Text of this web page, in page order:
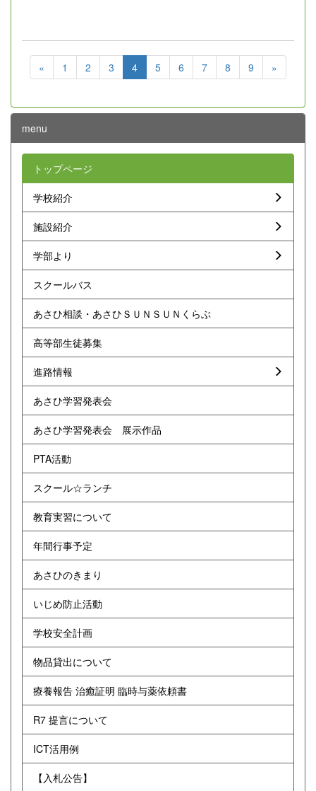
« 1 2 3 4 5 6 7 8 9 »
menu
トップページ
学校紹介
施設紹介
学部より
スクールバス
あさひ相談・あさひＳＵＮＳＵＮくらぶ
高等部生徒募集
進路情報
あさひ学習発表会
あさひ学習発表会 展示作品
PTA活動
スクール☆ランチ
教育実習について
年間行事予定
あさひのきまり
いじめ防止活動
学校安全計画
物品貸出について
療養報告 治癒証明 臨時与薬依頼書
R7 提言について
ICT活用例
【入札公告】